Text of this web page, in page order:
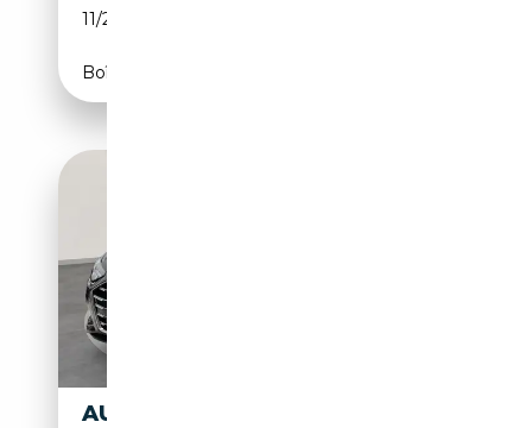
11/2023
Boîte automatique
AUDI A4 35 TDI 163 CV S